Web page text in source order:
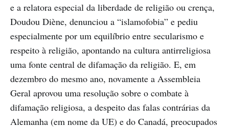
e a relatora especial da liberdade de religião ou crença,
Doudou Diène, denunciou a “islamofobia” e pediu
especialmente por um equilíbrio entre secularismo e
respeito à religião, apontando na cultura antirreligiosa
uma fonte central de difamação da religião. E, em
dezembro do mesmo ano, novamente a Assembleia
Geral aprovou uma resolução sobre o combate à
difamação religiosa, a despeito das falas contrárias da
Alemanha (em nome da UE) e do Canadá, preocupados